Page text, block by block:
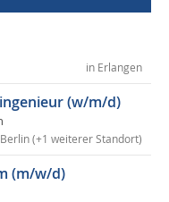
in Erlangen
(w/m/d)
(+1 weiterer Standort)
(m/w/d)